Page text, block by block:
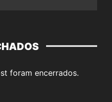
foram encerrados.